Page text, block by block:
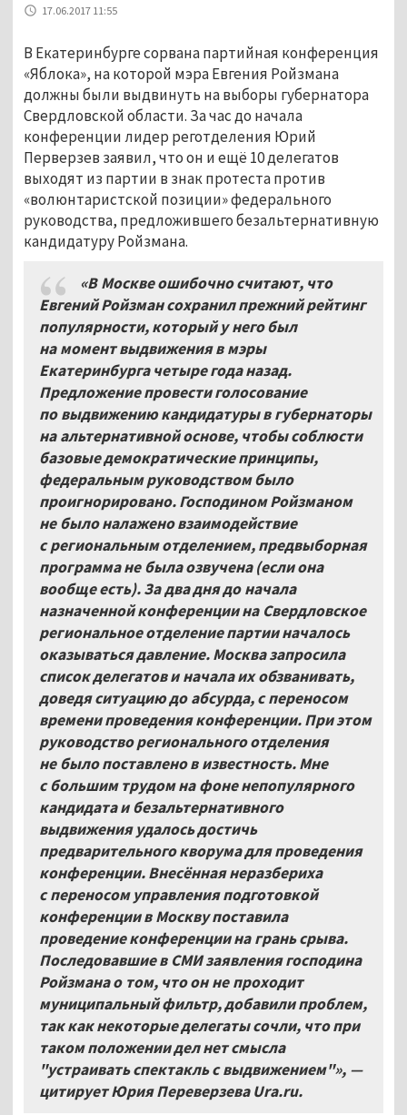
17.06.2017 11:55
В Екатеринбурге сорвана партийная конференция
«Яблока», на которой мэра Евгения Ройзмана
должны были выдвинуть на выборы губернатора
Свердловской области. За час до начала
конференции лидер реготделения Юрий
Перверзев заявил, что он и ещё 10 делегатов
выходят из партии в знак протеста против
«волюнтаристской позиции» федерального
руководства, предложившего безальтернативную
кандидатуру Ройзмана.
«В Москве ошибочно считают, что
Евгений Ройзман сохранил прежний рейтинг
популярности, который у него был
на момент выдвижения в мэры
Екатеринбурга четыре года назад.
Предложение провести голосование
по выдвижению кандидатуры в губернаторы
на альтернативной основе, чтобы соблюсти
базовые демократические принципы,
федеральным руководством было
проигнорировано. Господином Ройзманом
не было налажено взаимодействие
с региональным отделением, предвыборная
программа не была озвучена (если она
вообще есть). За два дня до начала
назначенной конференции на Свердловское
региональное отделение партии началось
оказываться давление. Москва запросила
список делегатов и начала их обзванивать,
доведя ситуацию до абсурда, с переносом
времени проведения конференции. При этом
руководство регионального отделения
не было поставлено в известность. Мне
с большим трудом на фоне непопулярного
кандидата и безальтернативного
выдвижения удалось достичь
предварительного кворума для проведения
конференции. Внесённая неразбериха
с переносом управления подготовкой
конференции в Москву поставила
проведение конференции на грань срыва.
Последовавшие в СМИ заявления господина
Ройзмана о том, что он не проходит
муниципальный фильтр, добавили проблем,
так как некоторые делегаты сочли, что при
таком положении дел нет смысла
"устраивать спектакль с выдвижением"», —
цитирует Юрия ПереверзеваUra.ru.